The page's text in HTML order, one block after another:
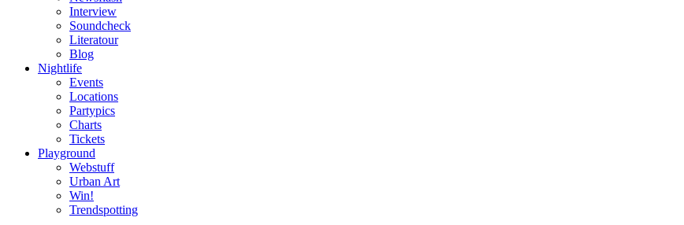
Interview
Soundcheck
Literatour
Blog
Nightlife
Events
Locations
Partypics
Charts
Tickets
Playground
Webstuff
Urban Art
Win!
Trendspotting